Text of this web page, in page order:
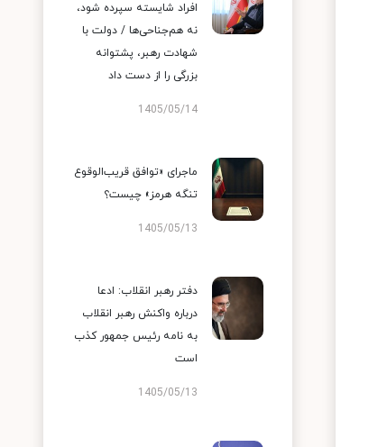
افراد شایسته سپرده شود،
نه هم‌جناحی‌ها / دولت با
شهادت رهبر، پشتوانه
بزرگی را از دست داد
1405/05/14
ماجرای «توافق قریب‌الوقوع
تنگه هرمز» چیست؟
1405/05/13
دفتر رهبر انقلاب: ادعا
درباره واکنش رهبر انقلاب
به نامه رئیس جمهور کذب
است
1405/05/13